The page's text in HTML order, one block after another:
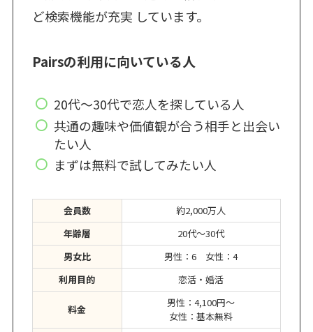
ど検索機能が充実 しています。
Pairsの利用に向いている人
20代〜30代で恋人を探している人
共通の趣味や価値観が合う相手と出会い
たい人
まずは無料で試してみたい人
会員数
約2,000万人
年齢層
20代〜30代
男女比
男性：6 女性：4
利用目的
恋活・婚活
料金
男性：4,100円～
女性：基本無料